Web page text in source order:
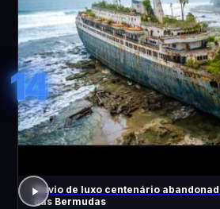
14
Navio de luxo centenário
das Bermudas